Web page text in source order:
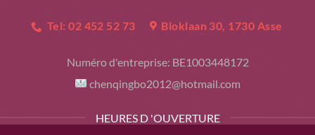
Tel: 02 452 52 73 Bloklaan 30, 1730 Asse
Numéro d'entreprise: BE1003448172
chenqingbo2012@hotmail.com
HEURES D 'OUVERTURE